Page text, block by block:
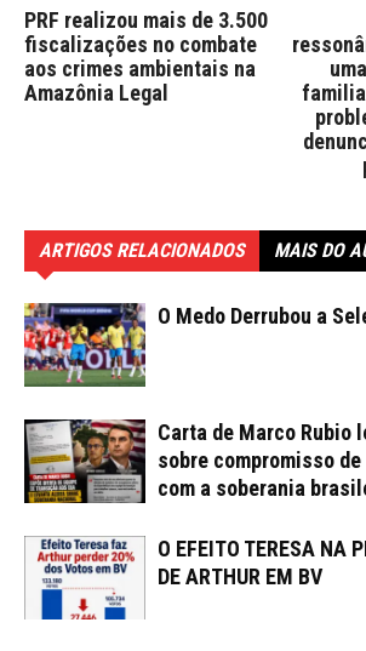
PRF realizou mais de 3.500
fiscalizações no combate
aos crimes ambientais na
Amazônia Legal
ARTIGOS RELACIONADOS MAIS DO
O Medo Derrubou a
Carta de Marco Rubio
sobre compromisso
com a soberania
O EFEITO TERESA NA
DE ARTHUR EM BV